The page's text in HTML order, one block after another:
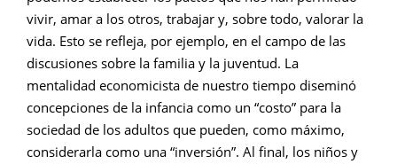
vivir, amar a los otros, trabajar y, sobre todo, valorar la
vida. Esto se refleja, por ejemplo, en el campo de las
discusiones sobre la familia y la juventud. La
mentalidad economicista de nuestro tiempo diseminó
concepciones de la infancia como un “costo” para la
sociedad de los adultos que pueden, como máximo,
considerarla como una “inversión”. Al final, los niños y